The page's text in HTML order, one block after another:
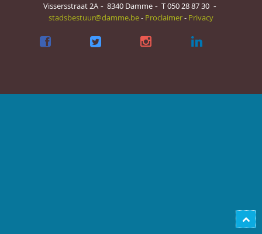
Vissersstraat 2A
8340 Damme T050 28 87 30
stadsbestuur@damme.be- Proclaimer- Privacy